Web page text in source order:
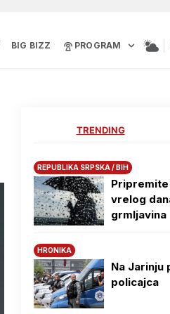
BIG BIZZ PROGRAM
TRENDING
REPUBLIKA SRPSKA / BIH
vrelog
grmljavina
HRONIKA
Na
policajca